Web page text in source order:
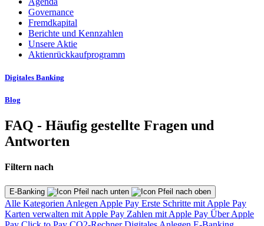
Governance
Fremdkapital
Berichte und Kennzahlen
Unsere Aktie
Aktienrückkaufprogramm
Digitales Banking
Blog
FAQ - Häufig gestellte Fragen und
Antworten
Filtern nach
E-Banking
Alle Kategorien Anlegen Apple Pay Erste Schritte mit Apple Pay
Karten verwalten mit Apple Pay Zahlen mit Apple Pay Über Apple